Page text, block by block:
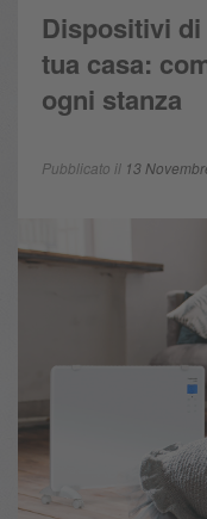
Dispositivi
tua casa:
ogni stanza
Pubblicato il 13